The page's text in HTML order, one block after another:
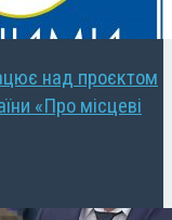
над проєктом
«Про місцеві